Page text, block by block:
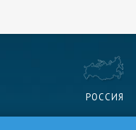
РОССИЯ